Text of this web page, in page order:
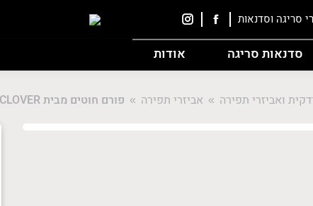
סריגה וסדנאות
סדנאות סריגה אודות
You are here:ואביזרי תפירה אביזרי תפירה פורם חוטים מבית CLOVER